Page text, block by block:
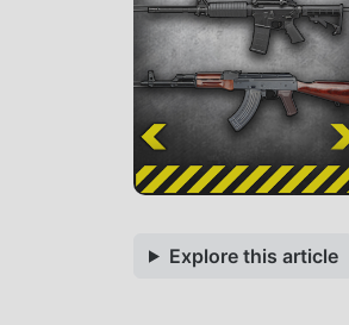
Explore this article